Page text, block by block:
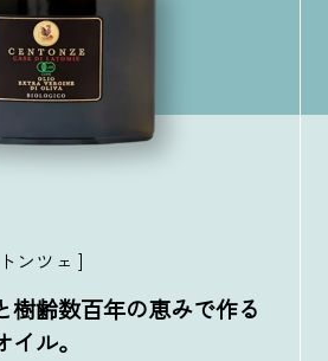
ンツェ ]
樹齢数百年の恵みで作る
ル。